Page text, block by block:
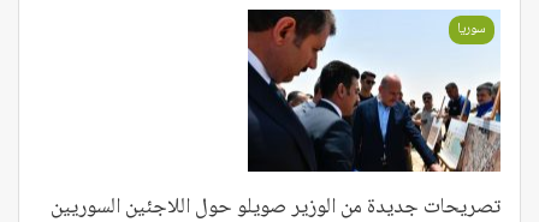
سوريا
تصريحات جديدة من الوزير صويلو حول اللاجئين السوريين